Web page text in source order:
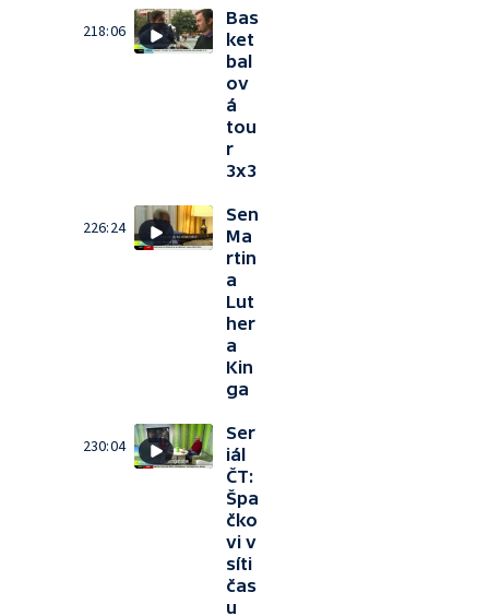
218:06
Bas
ket
bal
ov
á
tou
r
3x3
226:24
Sen
Ma
rtin
a
Lut
her
a
Kin
ga
230:04
Ser
iál
ČT:
Špa
čko
vi v
síti
čas
u